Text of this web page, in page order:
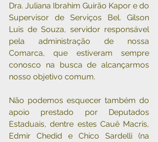
Dra. Juliana Ibrahim Guirão Kapor e do
Supervisor de Serviços Bel. Gilson
Luis de Souza, servidor responsável
pela administração de nossa
Comarca, que estiveram sempre
conosco na busca de alcançarmos
nosso objetivo comum.
Não podemos esquecer também do
apoio prestado por Deputados
Estaduais, dentre estes Cauê Macris,
Edmir Chedid e Chico Sardelli (na